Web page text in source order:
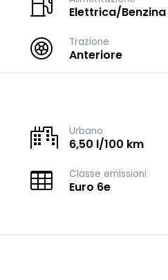
Elettrica/Benzina
Trazione
Anteriore
Urbano
6,50 l/100 km
Classe emissioni
Euro 6e